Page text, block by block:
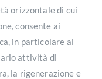
orizzontale di cui
consente ai
in particolare al
attività di
la rigenerazione e